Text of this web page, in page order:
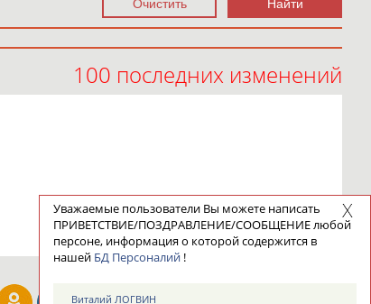
100 последних изменений
Уважаемые пользователи Вы можете написать
ПРИВЕТСТВИЕ/ПОЗДРАВЛЕНИЕ/СООБЩЕНИЕ любой
персоне, информация о которой содержится в
нашей БД Персоналий !
Виталий ЛОГВИН